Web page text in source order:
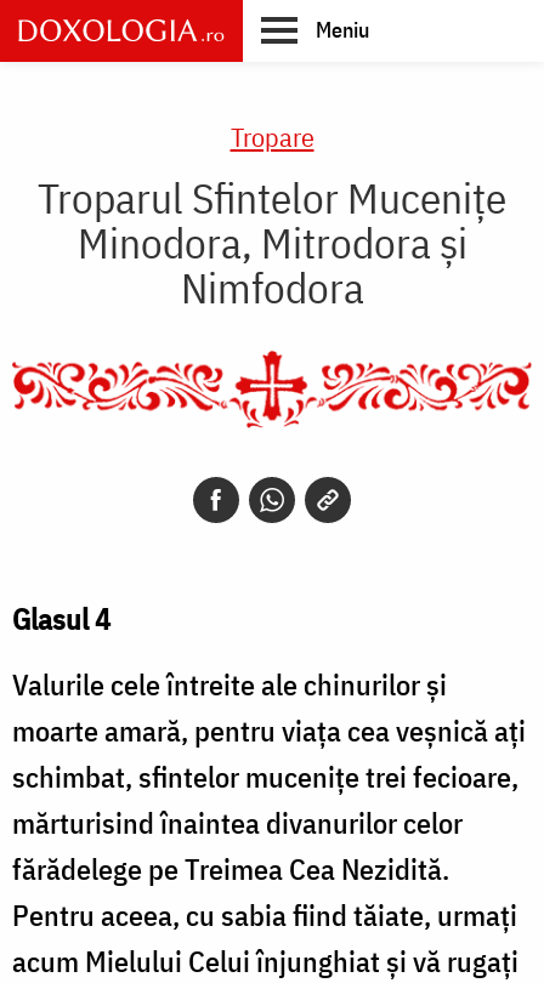
Skip
to
main
Meniu
Tropare
Troparul Sfintelor Muceniţe
Minodora, Mitrodora şi
Nimfodora
Glasul 4
Valurile cele întreite ale chinurilor şi
moarte amară, pentru viaţa cea veşnică aţi
schimbat, sfintelor muceniţe trei fecioare,
mărturisind înaintea divanurilor celor
fărădelege pe Treimea Cea Nezidită.
Pentru aceea, cu sabia fiind tăiate, urmaţi
acum Mielului Celui înjunghiat şi vă rugaţi